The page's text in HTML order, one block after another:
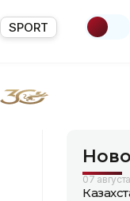
SPORT
07